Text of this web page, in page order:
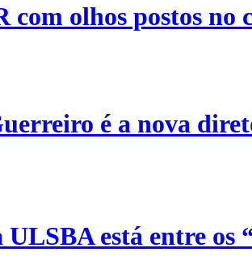
com olhos postos no
é a nova
está entre os